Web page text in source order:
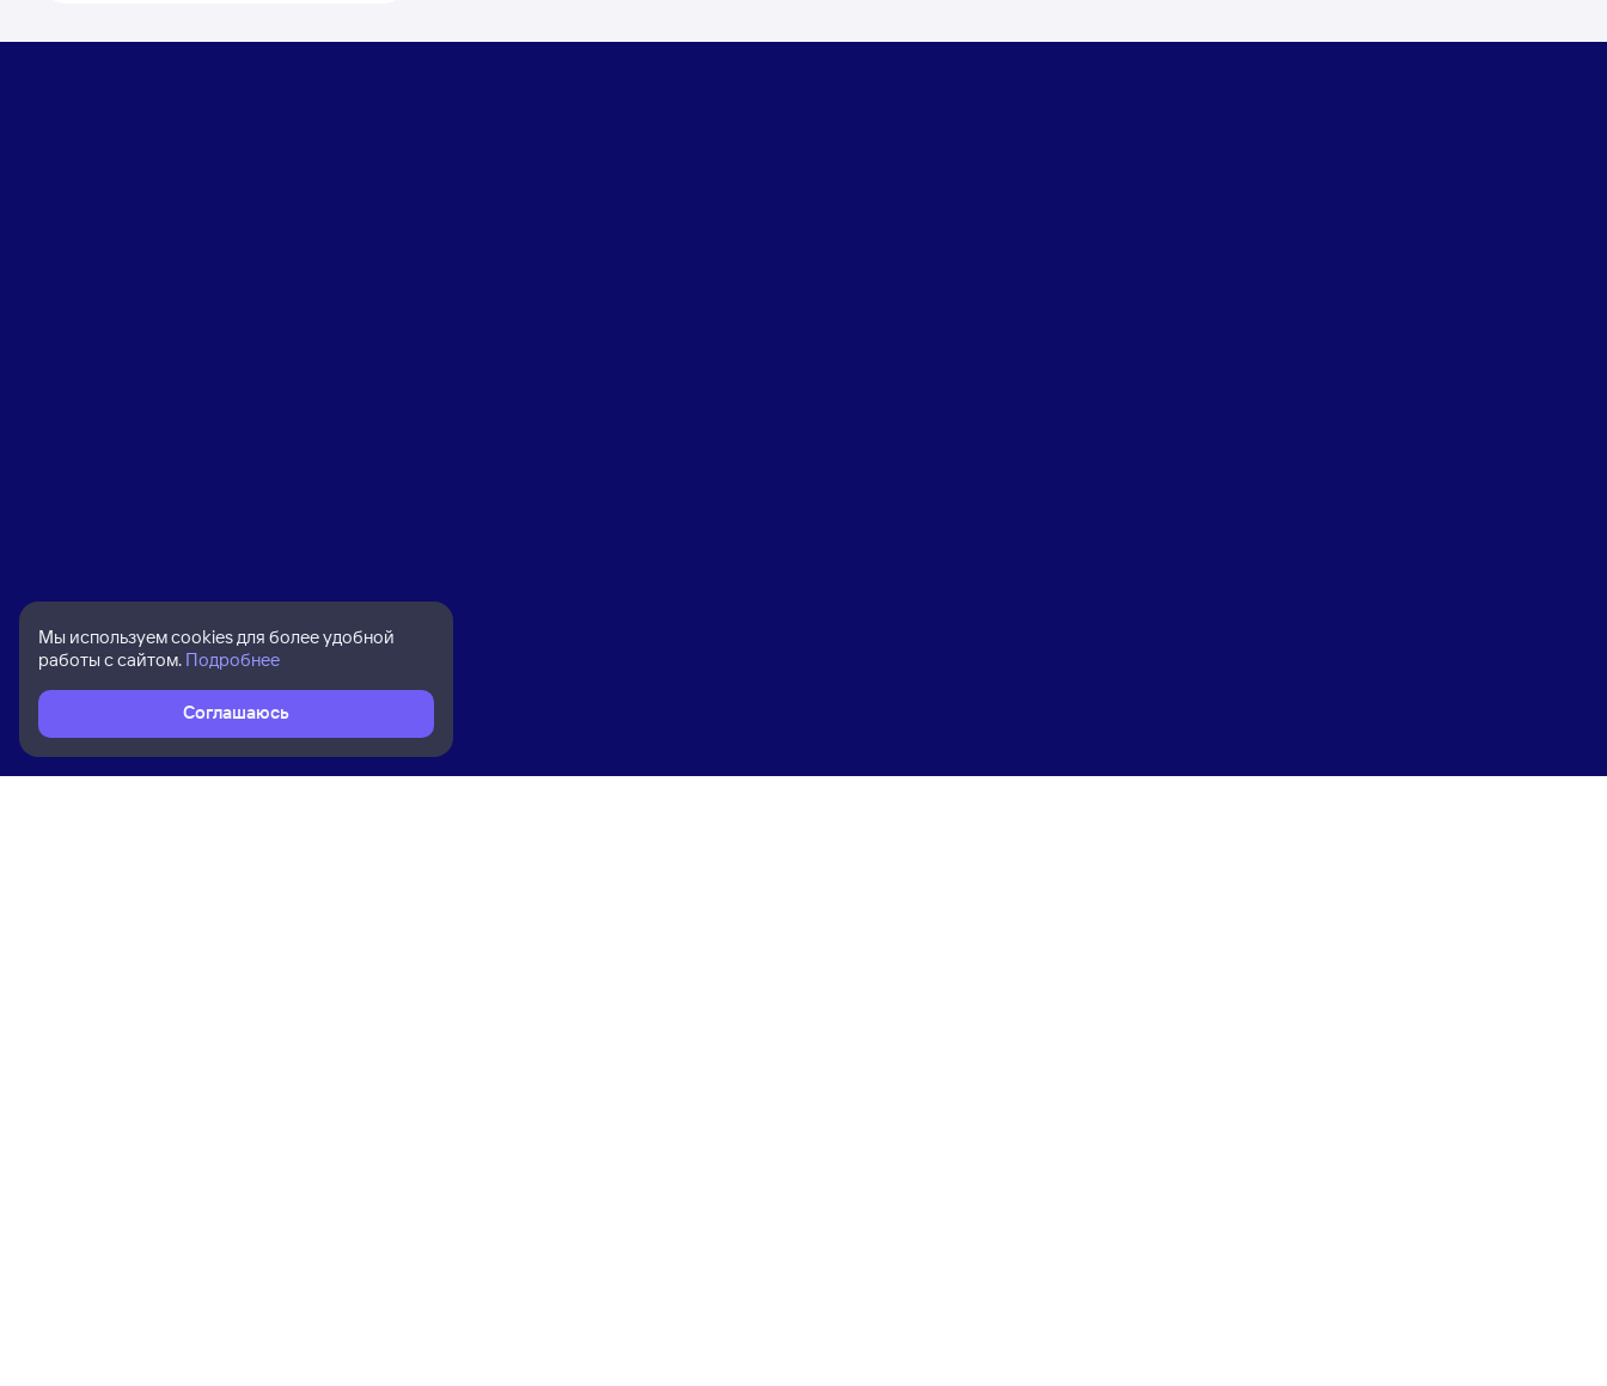
Мы используем cookies для более удобной
работы с сайтом. Подробнее
Соглашаюсь